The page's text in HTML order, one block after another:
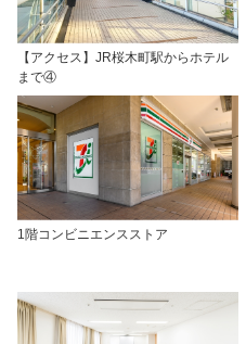
【アクセス】JR桜木町駅からホテル
まで④
1階コンビニエンスストア